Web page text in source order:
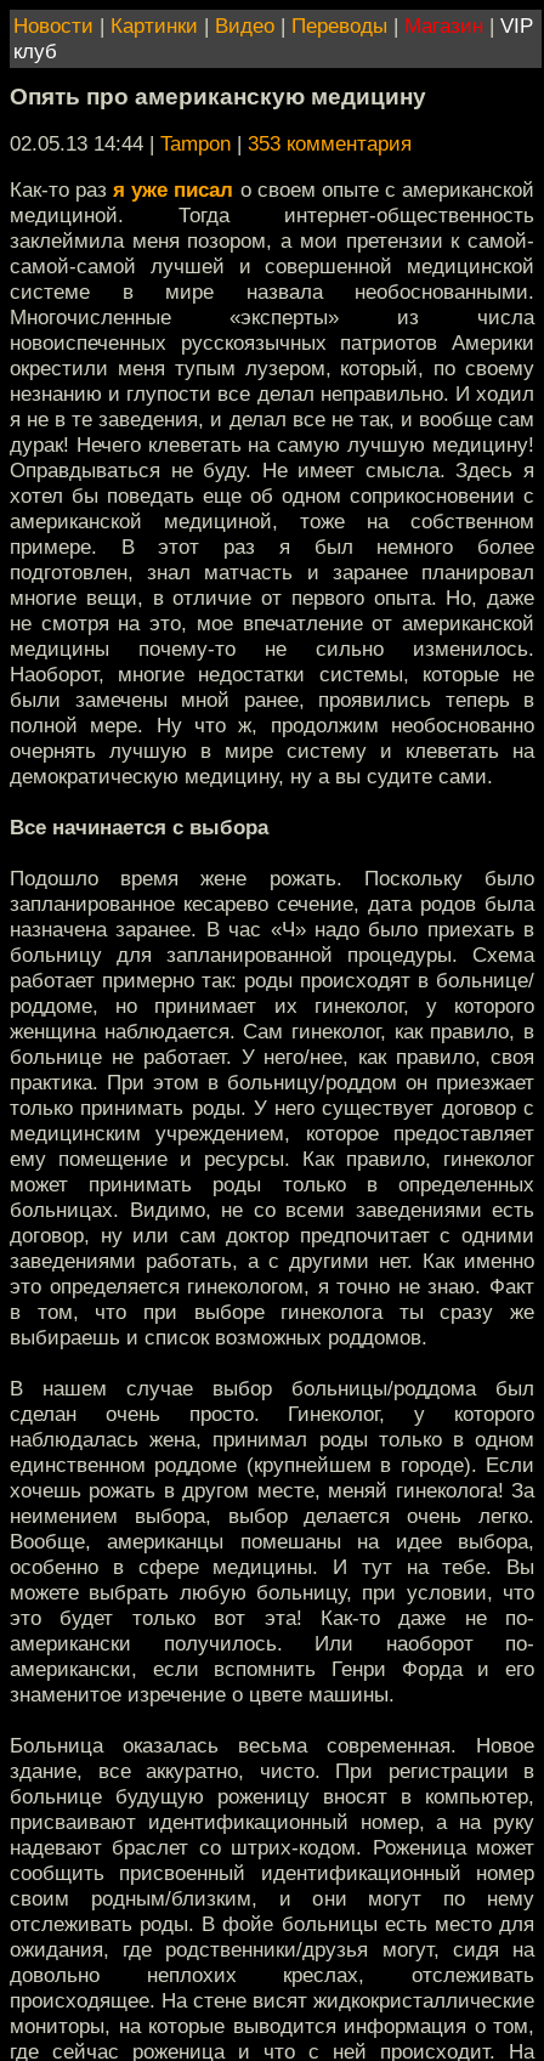
Новости | Картинки | Видео | Переводы | Магазин | VIP
клуб
Опять про американскую медицину
02.05.13 14:44 | Tampon | 353 комментария
Как-то разя уже писал о своем опыте с американской
медициной. Тогда интернет-общественность
заклеймила меня позором, а мои претензии к самой-
самой-самой лучшей и совершенной медицинской
системе в мире назвала необоснованными.
Многочисленные «эксперты» из числа
новоиспеченных русскоязычных патриотов Америки
окрестили меня тупым лузером, который, по своему
незнанию и глупости все делал неправильно. И ходил
я не в те заведения, и делал все не так, и вообще сам
дурак! Нечего клеветать на самую лучшую медицину!
Оправдываться не буду. Не имеет смысла. Здесь я
хотел бы поведать еще об одном соприкосновении с
американской медициной, тоже на собственном
примере. В этот раз я был немного более
подготовлен, знал матчасть и заранее планировал
многие вещи, в отличие от первого опыта. Но, даже
не смотря на это, мое впечатление от американской
медицины почему-то не сильно изменилось.
Наоборот, многие недостатки системы, которые не
были замечены мной ранее, проявились теперь в
полной мере. Ну что ж, продолжим необоснованно
очернять лучшую в мире систему и клеветать на
демократическую медицину, ну а вы судите сами.
Все начинается с выбора
Подошло время жене рожать. Поскольку было
запланированное кесарево сечение, дата родов была
назначена заранее. В час «Ч» надо было приехать в
больницу для запланированной процедуры. Схема
работает примерно так: роды происходят в больнице/
роддоме, но принимает их гинеколог, у которого
женщина наблюдается. Сам гинеколог, как правило, в
больнице не работает. У него/нее, как правило, своя
практика. При этом в больницу/роддом он приезжает
только принимать роды. У него существует договор с
медицинским учреждением, которое предоставляет
ему помещение и ресурсы. Как правило, гинеколог
может принимать роды только в определенных
больницах. Видимо, не со всеми заведениями есть
договор, ну или сам доктор предпочитает с одними
заведениями работать, а с другими нет. Как именно
это определяется гинекологом, я точно не знаю. Факт
в том, что при выборе гинеколога ты сразу же
выбираешь и список возможных роддомов.
В нашем случае выбор больницы/роддома был
сделан очень просто. Гинеколог, у которого
наблюдалась жена, принимал роды только в одном
единственном роддоме (крупнейшем в городе). Если
хочешь рожать в другом месте, меняй гинеколога! За
неимением выбора, выбор делается очень легко.
Вообще, американцы помешаны на идее выбора,
особенно в сфере медицины. И тут на тебе. Вы
можете выбрать любую больницу, при условии, что
это будет только вот эта! Как-то даже не по-
американски получилось. Или наоборот по-
американски, если вспомнить Генри Форда и его
знаменитое изречение о цвете машины.
Больница оказалась весьма современная. Новое
здание, все аккуратно, чисто. При регистрации в
больнице будущую роженицу вносят в компьютер,
присваивают идентификационный номер, а на руку
надевают браслет со штрих-кодом. Роженица может
сообщить присвоенный идентификационный номер
своим родным/близким, и они могут по нему
отслеживать роды. В фойе больницы есть место для
ожидания, где родственники/друзья могут, сидя на
довольно неплохих креслах, отслеживать
происходящее. На стене висят жидкокристаллические
мониторы, на которые выводится информация о том,
где сейчас роженица и что с ней происходит. На